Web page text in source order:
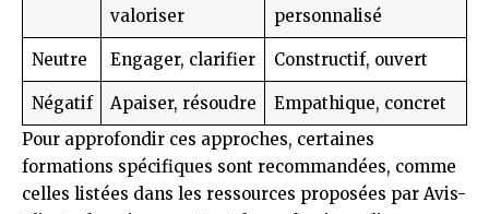
valoriser
personnalisé
Neutre Engager, clarifier Constructif, ouvert
Négatif Apaiser, résoudre
Empathique, concret
Pour approfondir ces approches, certaines
formations spécifiques sont recommandées, comme
celles listées dans les ressources proposées par Avis-